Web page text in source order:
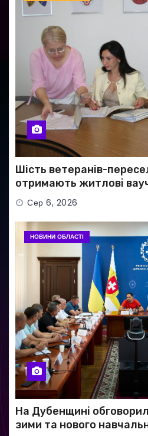
Шість ветеранів-
отримають житлові
Сер 6, 2026
НОВИНИ ОБЛАСТІ
На Дубенщині
зими та нового